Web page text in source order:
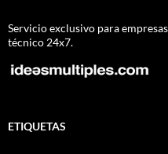
Servicio exclusivo para
técnico 24x7.
ETIQUETAS